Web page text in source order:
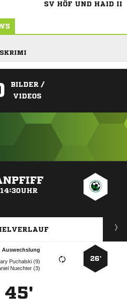
SV HÖF UND HAID II
BILDER /
VIDEOS
14:30UHR
26’
Auswechslung
 
 
45'